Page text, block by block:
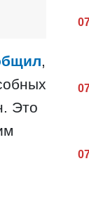
Это